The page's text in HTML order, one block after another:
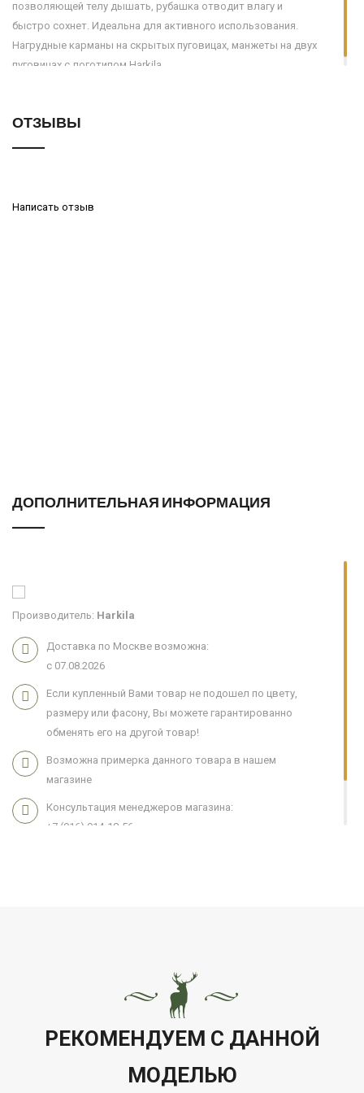
позволяющей телу дышать, рубашка отводит влагу и
быстро сохнет. Идеальна для активного использования.
Нагрудные карманы на скрытых пуговицах, манжеты на двух
пуговицах с логотипом Harkila.
ОТЗЫВЫ
Написать отзыв
ДОПОЛНИТЕЛЬНАЯ ИНФОРМАЦИЯ
Производитель: Harkila
Доставка по Москве возможна:
с 07.08.2026
Если купленный Вами товар не подошел по цвету,
размеру или фасону, Вы можете гарантированно
обменять его на другой товар!
Возможна примерка данного товара в нашем
магазине
Консультация менеджеров магазина:
+7 (916) 914-18-56
РЕКОМЕНДУЕМ С ДАННОЙ
МОДЕЛЬЮ